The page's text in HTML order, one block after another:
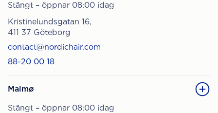
Stängt – öppnar 08:00 idag
Kristinelundsgatan 16,
411 37 Göteborg
contact@nordichair.com
88-20 00 18
Malmø
Stängt – öppnar 08:00 idag